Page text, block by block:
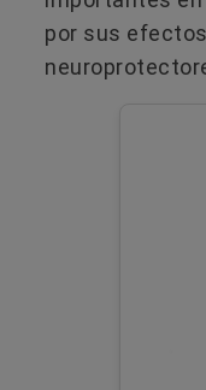
por sus